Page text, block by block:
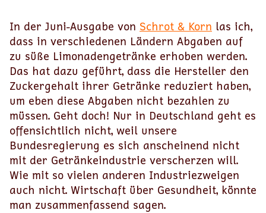
In der Juni-Ausgabe von Schrot & Korn las ich,
dass in verschiedenen Ländern Abgaben auf
zu süße Limonadengetränke erhoben werden.
Das hat dazu geführt, dass die Hersteller den
Zuckergehalt ihrer Getränke reduziert haben,
um eben diese Abgaben nicht bezahlen zu
müssen. Geht doch! Nur in Deutschland geht es
offensichtlich nicht, weil unsere
Bundesregierung es sich anscheinend nicht
mit der Getränkeindustrie verscherzen will.
Wie mit so vielen anderen Industriezweigen
auch nicht. Wirtschaft über Gesundheit, könnte
man zusammenfassend sagen.